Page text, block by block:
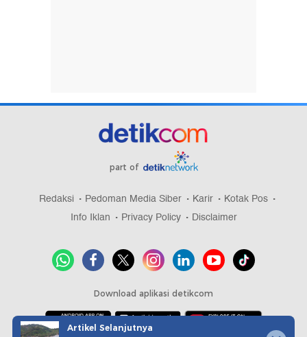
part of
Redaksi Pedoman Media Siber Karir
Kotak Pos
Info Iklan
Privacy Policy Disclaimer
Download aplikasi detikcom
Artikel Selanjutnya